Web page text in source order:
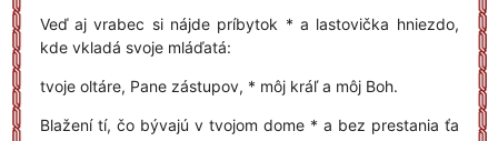
Veď aj vrabec si nájde príbytok * a lastovička hniezdo,
kde vkladá svoje mláďatá:
tvoje oltáre, Pane zástupov, * môj kráľ a môj Boh.
Blažení tí, čo bývajú v tvojom dome * a bez prestania ťa